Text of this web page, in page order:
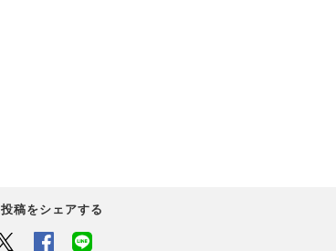
投稿をシェアする
Twitter Facebook